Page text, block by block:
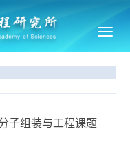
子组装与工程课题